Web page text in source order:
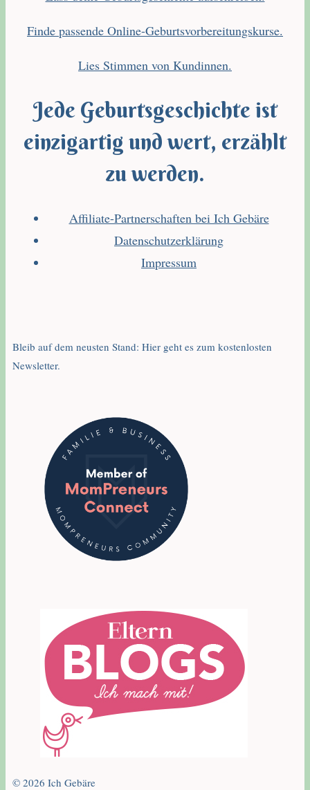
Finde passende Online-Geburtsvorbereitungskurse.
Lies Stimmen von Kundinnen.
Jede Geburtsgeschichte ist
einzigartig und wert, erzählt
zu werden.
Affiliate-Partnerschaften bei Ich Gebäre
Datenschutzerklärung
Impressum
Bleib auf dem neusten Stand: Hier geht es zum kostenlosten
Newsletter.
© 2026 Ich Gebäre